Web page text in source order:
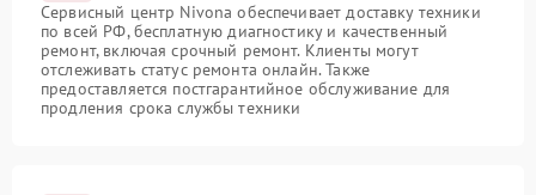
Сервисный центр Nivona обеспечивает доставку техники
по всей РФ, бесплатную диагностику и качественный
ремонт, включая срочный ремонт. Клиенты могут
отслеживать статус ремонта онлайн. Также
предоставляется постгарантийное обслуживание для
продления срока службы техники